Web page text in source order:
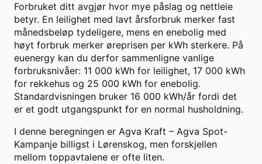
Forbruket ditt avgjør hvor mye påslag og nettleie
betyr. En leilighet med lavt årsforbruk merker fast
månedsbeløp tydeligere, mens en enebolig med
høyt forbruk merker øreprisen per kWh sterkere. På
euenergy kan du derfor sammenligne vanlige
forbruksnivåer: 11 000 kWh for leilighet, 17 000 kWh
for rekkehus og 25 000 kWh for enebolig.
Standardvisningen bruker 16 000 kWh/år fordi det
er et godt utgangspunkt for en normal husholdning.
I denne beregningen er Agva Kraft – Agva Spot-
Kampanje billigst i Lørenskog, men forskjellen
mellom toppavtalene er ofte liten.